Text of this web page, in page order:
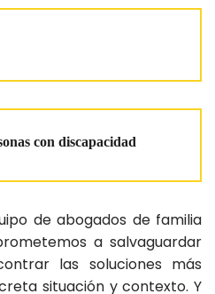
con discapacidad
de abogados de familia
a salvaguardar
las soluciones más
situación y contexto. Y